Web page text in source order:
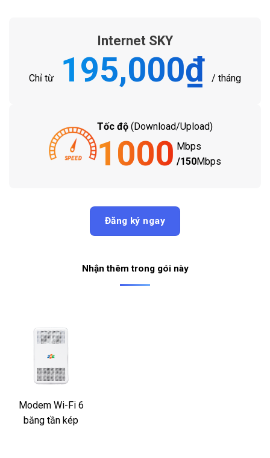
Internet SKY
Chỉ từ 195,000₫ / tháng
Tốc độ (Download/Upload)
1000 Mbps
/150Mbps
Đăng ký ngay
Nhận thêm trong gói này
Modem Wi-Fi 6
băng tần kép